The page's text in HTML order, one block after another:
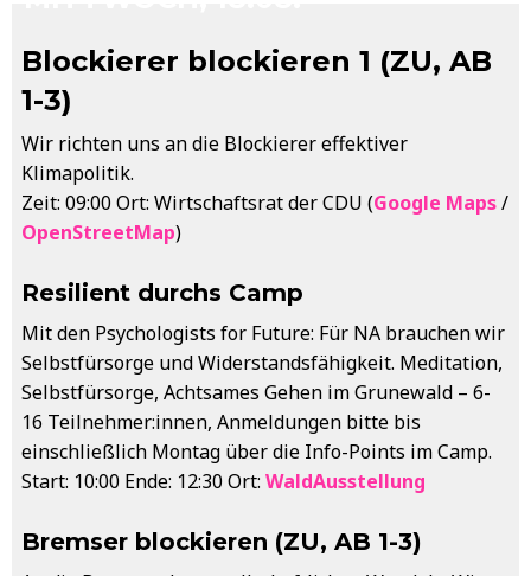
Blockierer blockieren 1 (ZU, AB
1-3)
Wir richten uns an die Blockierer effektiver
Klimapolitik.
Zeit: 09:00 Ort: Wirtschaftsrat der CDU (Google Maps/
OpenStreetMap)
Resilient durchs Camp
Mit den Psychologists for Future: Für NA brauchen wir
Selbstfürsorge und Widerstandsfähigkeit. Meditation,
Selbstfürsorge, Achtsames Gehen im Grunewald – 6-
16 Teilnehmer:innen, Anmeldungen bitte bis
einschließlich Montag über die Info-Points im Camp.
Start: 10:00 Ende: 12:30 Ort: WaldAusstellung
Bremser blockieren (ZU, AB 1-3)